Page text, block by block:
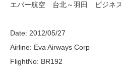
エバー航空 台北～羽田 ビジネ
Date: 2012/05/27
Airline: Eva Airways Corp
FlightNo: BR192